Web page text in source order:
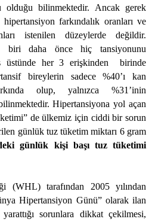
bilinmektedir. Ancak gerek
farkındalık oranları ve
istenilen düzeylerde değildir.
biri daha önce hiç tansiyonunu
üstünde her 3 erişkinden
birinde
bireylerin sadece%40’ı kan
olup, yalnızca %31’inin
Hipertansiyona yol açan
de ülkemiz için ciddi bir sorun
günlük tuz tüketim miktarı 6 gram
günlük kişi başı tuz tüketimi
(WHL) tarafından 2005 yılından
Hipertansiyon Günü” olarak ilan
sorunlara dikkat çekilmesi,